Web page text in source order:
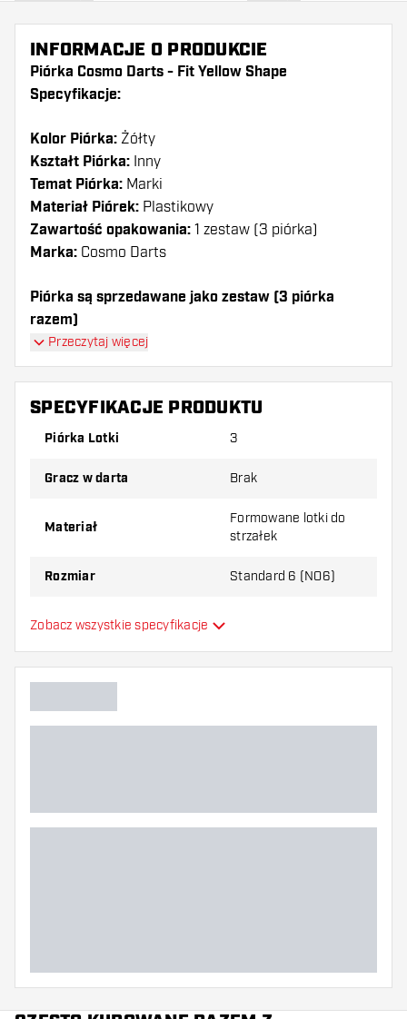
INFORMACJE O PRODUKCIE
Piórka Cosmo Darts - Fit Yellow Shape
Specyfikacje:
Kolor Piórka: Żółty
Kształt Piórka: Inny
Temat Piórka: Marki
Materiał Piórek: Plastikowy
Zawartość opakowania: 1 zestaw (3 piórka)
Marka: Cosmo Darts
Piórka są sprzedawane jako zestaw (3 piórka
razem)
Piórka Cosmo Darts - Fit Yellow Shape mają długą
żywotność. Te piórka mogą być używane tylko z
shafty Cosmo Fit.
Dartshopper tip!
Upewnij się, że masz pod ręką dużo piórek i
złamane w wyniku użytkowania.
piórek, aby dowiedzieć się, który wariant
Przeczytaj więcej
SPECYFIKACJE PRODUKTU
Piórka Lotki 3
Gracz w darta Brak
Materiał
Formowane lotki do
strzałek
Rozmiar Standard 6 (NO6)
Typ
Główny kolor
Zobacz wszystkie specyfikacje